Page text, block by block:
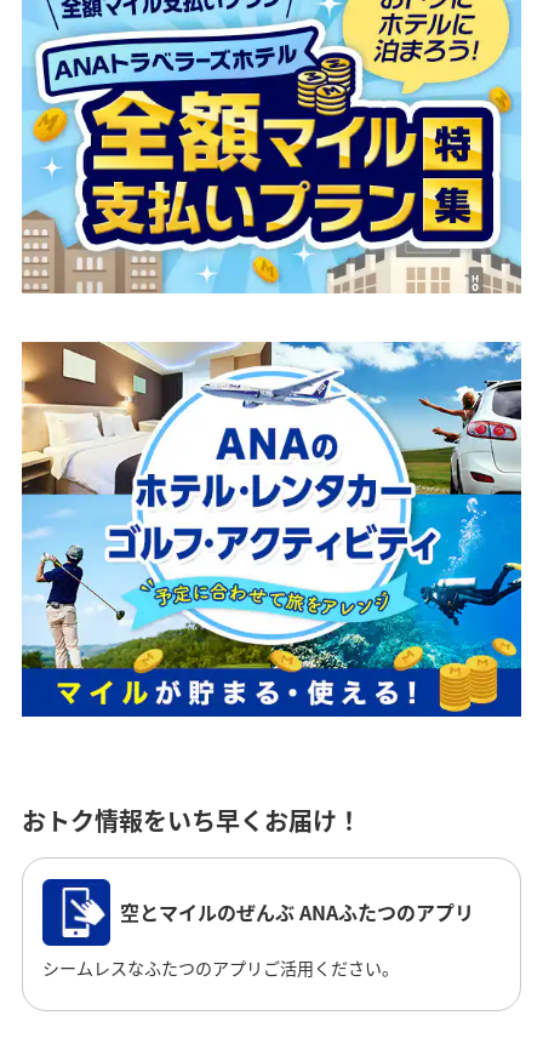
おトク情報をいち早くお届け！
空とマイルのぜんぶ ANAふたつのアプリ
シームレスなふたつのアプリご活用ください。